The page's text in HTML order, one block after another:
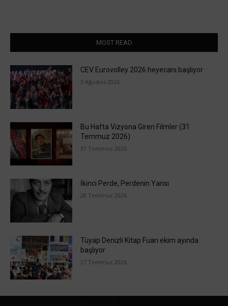
MOST READ
CEV Eurovolley 2026 heyecanı başlıyor
3 Ağustos 2026
Bu Hafta Vizyona Giren Filmler (31
Temmuz 2026)
31 Temmuz 2026
İkinci Perde, Perdenin Yarısı
28 Temmuz 2026
Tüyap Denizli Kitap Fuarı ekim ayında
başlıyor
27 Temmuz 2026